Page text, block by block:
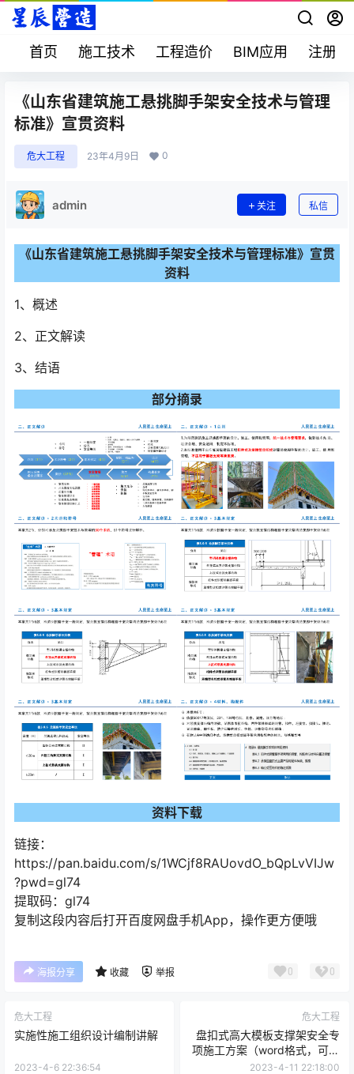
首页 施工技术 工程造价 BIM应用 注册考
《山东省建筑施工悬挑脚手架安全技术与管理
标准》宣贯资料
危大工程 23年4月9日 0
admin 关注 私信
《山东省建筑施工悬挑脚手架安全技术与管理标准》宣贯
资料
1、概述
2、正文解读
3、结语
部分摘录
资料下载
链接：
https://pan.baidu.com/s/1WCjf8RAUovdO_bQpLvVIJw
?pwd=gl74
提取码：gl74
复制这段内容后打开百度网盘手机App，操作更方便哦
海报分享 收藏 举报 0 0
危大工程
实施性施工组织设计编制讲解
2023-4-6 22:36:54
危大工程
盘扣式高大模板支撑架安全专
项施工方案（word格式，可编
辑）
2023-4-11 22:18:00